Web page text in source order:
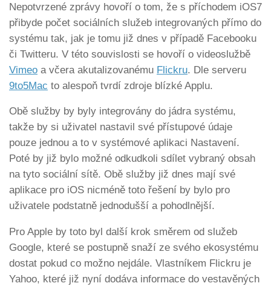
Nepotvrzené zprávy hovoří o tom, že s příchodem iOS7
přibyde počet sociálních služeb integrovaných přímo do
systému tak, jak je tomu již dnes v případě Facebooku
či Twitteru. V této souvislosti se hovoří o videoslužbě
Vimeo a včera akutalizovanému Flickru. Dle serveru
9to5Mac to alespoň tvrdí zdroje blízké Applu.
Obě služby by byly integrovány do jádra systému,
takže by si uživatel nastavil své přístupové údaje
pouze jednou a to v systémové aplikaci Nastavení.
Poté by již bylo možné odkudkoli sdílet vybraný obsah
na tyto sociální sítě. Obě služby již dnes mají své
aplikace pro iOS nicméně toto řešení by bylo pro
uživatele podstatně jednodušší a pohodlnější.
Pro Apple by toto byl další krok směrem od služeb
Google, které se postupně snaží ze svého ekosystému
dostat pokud co možno nejdále. Vlastníkem Flickru je
Yahoo, které již nyní dodáva informace do vestavěných